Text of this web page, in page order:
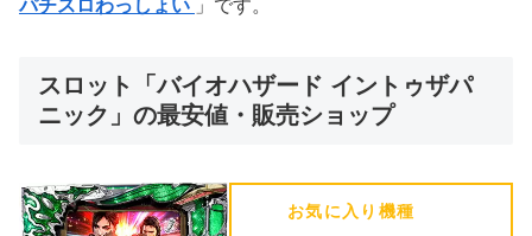
パチスロわっしょい 」です。
スロット「バイオハザード イントゥザパ
ニック」の最安値・販売ショップ
お気に入り機種